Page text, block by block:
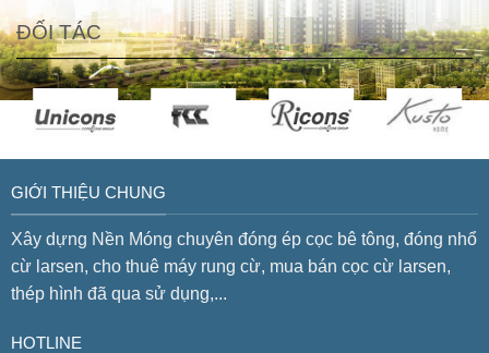
ĐỐI TÁC
GIỚI THIỆU CHUNG
Xây dựng Nền Móng chuyên đóng ép cọc bê tông, đóng nhổ
cừ larsen, cho thuê máy rung cừ, mua bán cọc cừ larsen,
thép hình đã qua sử dụng,...
HOTLINE